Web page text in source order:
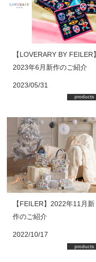
【LOVERARY BY FEILER】
2023年6月新作のご紹介
2023/05/31
products
【FEILER】2022年11月新
作のご紹介
2022/10/17
products